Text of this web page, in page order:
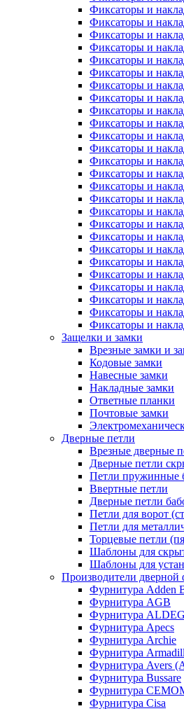
Фиксаторы и
Фиксаторы и
Фиксаторы и
Фиксаторы и
Фиксаторы и
Фиксаторы и
Фиксаторы и
Фиксаторы и
Фиксаторы и
Фиксаторы и
Фиксаторы и
Фиксаторы и
Фиксаторы и
Фиксаторы и
Фиксаторы и
Фиксаторы и
Фиксаторы и
Фиксаторы и
Фиксаторы и
Фиксаторы и
Фиксаторы и
Фиксаторы и
Фиксаторы и
Фиксаторы и
Фиксаторы и
Фиксаторы и
Защелки и замки
Врезные замки и
Кодовые замки
Навесные замки
Накладные замки
Ответные планки
Почтовые замки
Дверные петли
Врезные дверные
Дверные петли
Петли пружинные
Ввертные петли
Дверные петли
Петли для ворот
Петли для
Торцевые петли
Шаблоны для
Шаблоны для
Производители
Фурнитура Adden
Фурнитура AGB
Фурнитура
Фурнитура Apecs
Фурнитура Archie
Фурнитура
Фурнитура Avers
Фурнитура Bussare
Фурнитура
Фурнитура Cisa